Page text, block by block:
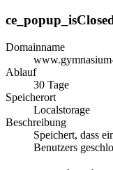
Domainname
Ablauf
30 Tage
Speicherort
Localstorage
Beschreibung
Speichert, dass
Benutzers